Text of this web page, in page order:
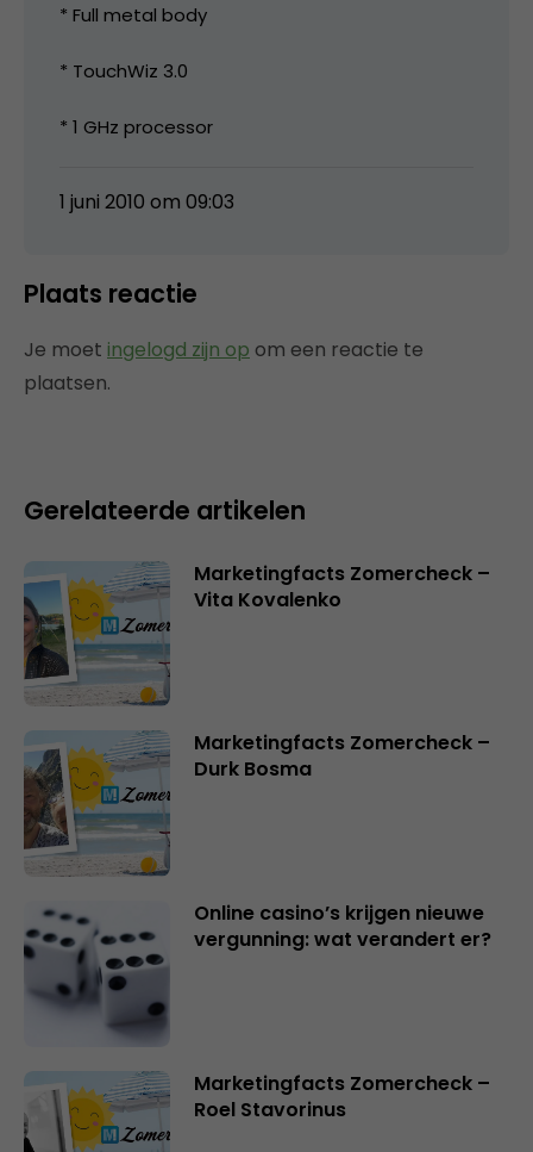
* Full metal body
* TouchWiz 3.0
* 1 GHz processor
1 juni 2010 om 09:03
Plaats reactie
Je moet ingelogd zijn op om een reactie te
plaatsen.
Gerelateerde artikelen
Marketingfacts Zomercheck –
Vita Kovalenko
Marketingfacts Zomercheck –
Durk Bosma
Online casino’s krijgen nieuwe
vergunning: wat verandert er?
Marketingfacts Zomercheck –
Roel Stavorinus